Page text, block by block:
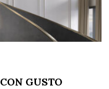
GUSTO